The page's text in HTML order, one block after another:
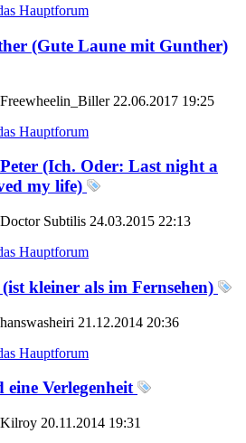
Hauptforum
(Gute Laune mit Gunther)
22.06.2017 19:25
Hauptforum
(Ich. Oder: Last night a
my life)
Subtilis 24.03.2015 22:13
Hauptforum
kleiner als im Fernsehen)
21.12.2014 20:36
Hauptforum
Verlegenheit
20.11.2014 19:31